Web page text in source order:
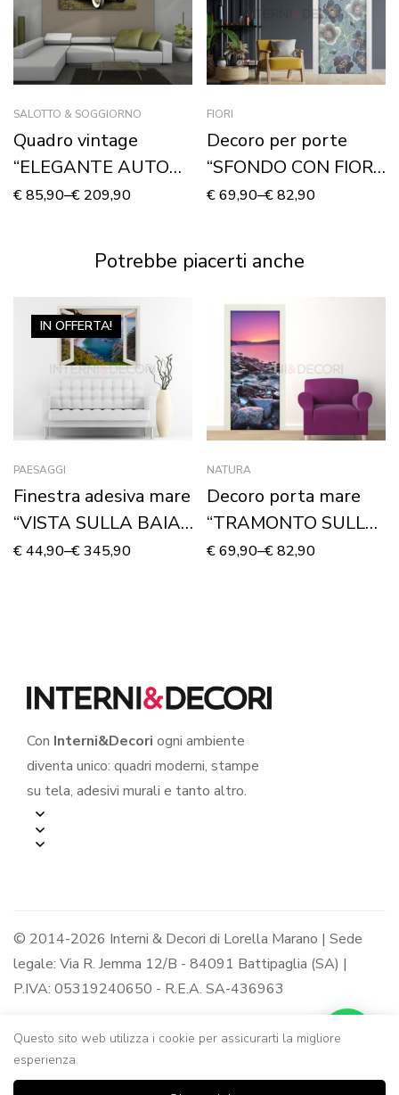
SALOTTO & SOGGIORNO
Quadro vintage
“ELEGANTE AUTO
D’EPOCA” – Stampa
€85,90–€ 209,90
FIORI
Decoro per porte
“SFONDO CON FIORI
STILIZZATI”
€69,90–€82,90
Potrebbe piacerti anche
IN OFFERTA!
PAESAGGI
Finestra adesiva mare
“VISTA SULLA BAIA”
– Finestra illusione
€44,90–€345,90
NATURA
Decoro porta mare
“TRAMONTO SULLA
COSTA DI PIETRE”
€69,90–€82,90
Con Interni&Decori ogni ambiente
diventa unico: quadri moderni, stampe
su tela, adesivi murali e tanto altro.
© 2014-2026 Interni & Decori di Lorella Marano | Sede
legale: Via R. Jemma 12/B - 84091 Battipaglia (SA) |
P.IVA: 05319240650 - R.E.A. SA-436963
Questo sito web utilizza i cookie per assicurarti la migliore
esperienza.